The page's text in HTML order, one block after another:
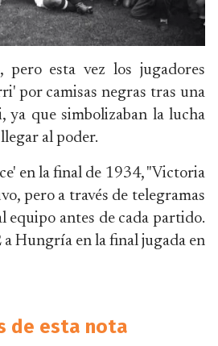
esta vez los jugadores
por camisas negras tras una
ya que simbolizaban la lucha
al poder.
en la final de 1934, "Victoria
pero a través de telegramas
equipo antes de cada partido.
Hungría en la final jugada en
de esta nota